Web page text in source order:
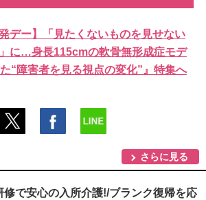
デー】「見たくないものを見せない
に…身長115cmの軟骨無形成症モデ
“障害者を見る視点の変化”』特集へ
さらに見る
修で安心の入所介護!/ブランク復帰を応